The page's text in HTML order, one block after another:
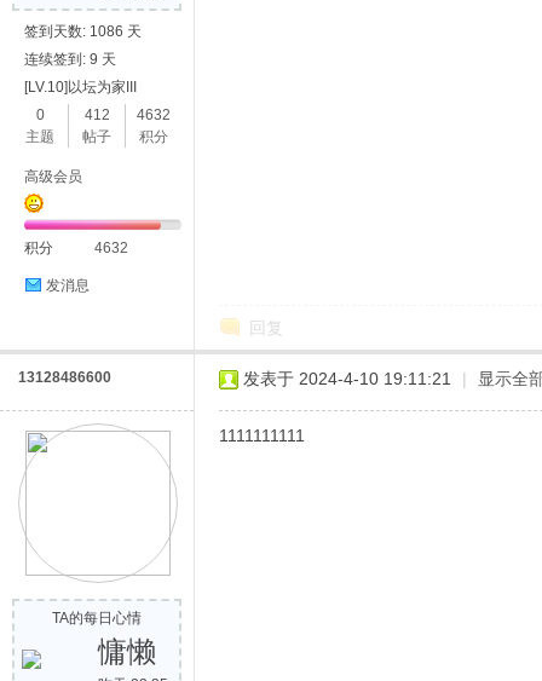
签到天数: 1086 天
连续签到: 9 天
[LV.10]以坛为家III
0
主题
412
帖子
4632
积分
高级会员
积分 4632
发消息
回复
13128486600
TA的每日心情
慵懒
发表于 2024-4-10 19:11:21 | 显示全
1111111111